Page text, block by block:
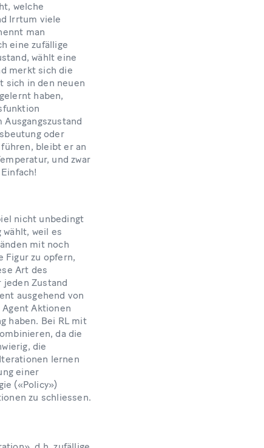
welche
Irrtum viele
man
eine zufällige
wählt eine
merkt sich die
sich in den neuen
haben,
oder
bleibt er an
und zwar
nicht unbedingt
weil es
mit noch
Figur zu opfern,
Art des
Zustand
ausgehend von
Aktionen
haben. Bei RL mit
da die
die
lernen
einer
(«Policy»)
zu schliessen.